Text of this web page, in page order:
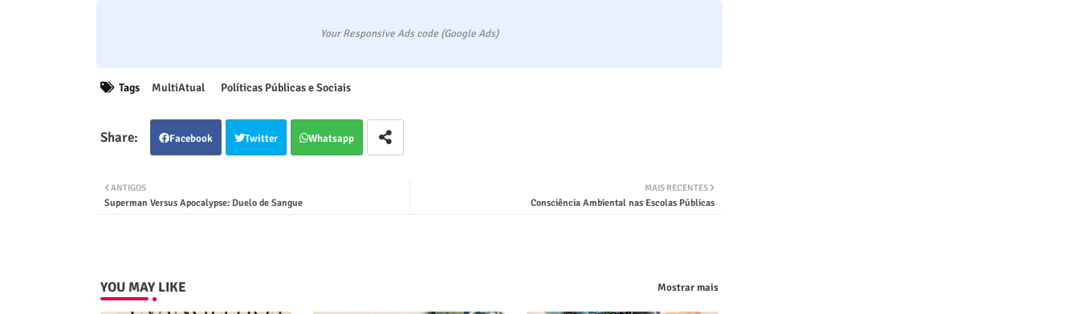
Your Responsive Ads code (Google Ads)
Tags MultiAtual Políticas Públicas e Sociais
Facebook Twitter Whatsapp
MAIS RECENTES
Consciência Ambiental nas Escolas Públicas
ANTIGOS
Superman Versus Apocalypse: Duelo de Sangue
YOU MAY LIKE Mostrar mais